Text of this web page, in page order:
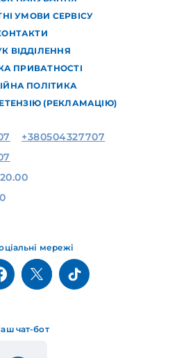
УМОВИ СЕРВІСУ
ВІДДІЛЕННЯ
ПРИВАТНОСТІ
ПОЛІТИКА
(РЕКЛАМАЦІЮ)
чат-бот
мережі
+380504327707